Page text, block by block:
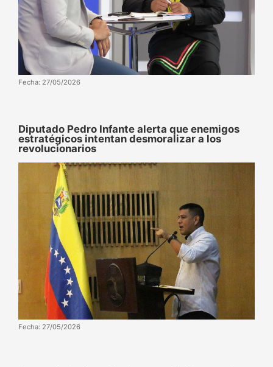
Fecha: 27/05/2026
Diputado Pedro Infante alerta que enemigos
estratégicos intentan desmoralizar a los
revolucionarios
Fecha: 27/05/2026